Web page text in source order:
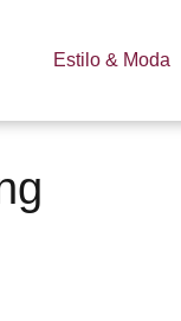
Estilo & Moda